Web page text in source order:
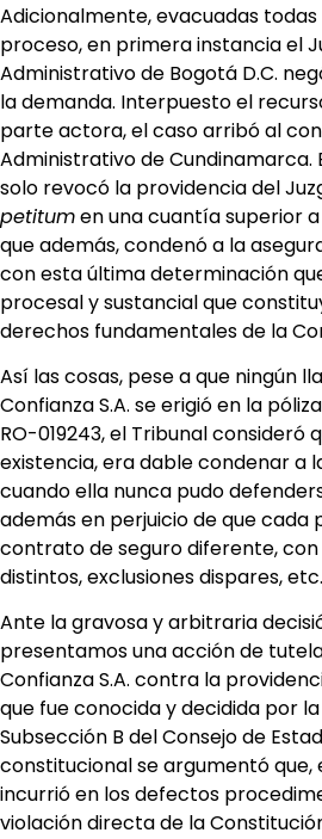
Adicionalmente, evacuadas
proceso, en primera instancia el
Administrativo de Bogotá D.C.
la demanda. Interpuesto el
parte actora, el caso arribó al
Administrativo de Cundinamarca.
solo revocó la providencia del
petitumen una cuantía superior a
que además, condenó a la
con esta última determinación
procesal y sustancial que
derechos fundamentales de la
Así las cosas, pese a que ningún
Confianza S.A. se erigió en la
RO-019243, el Tribunal consideró
existencia, era dable condenar a
cuando ella nunca pudo
además en perjuicio de que cada
contrato de seguro diferente, con
distintos, exclusiones dispares, etc.
Ante la gravosa y arbitraria
presentamos una acción de
Confianza S.A. contra la
que fue conocida y decidida por
Subsección B del Consejo de
constitucional se argumentó que,
incurrió en los defectos
violación directa de la